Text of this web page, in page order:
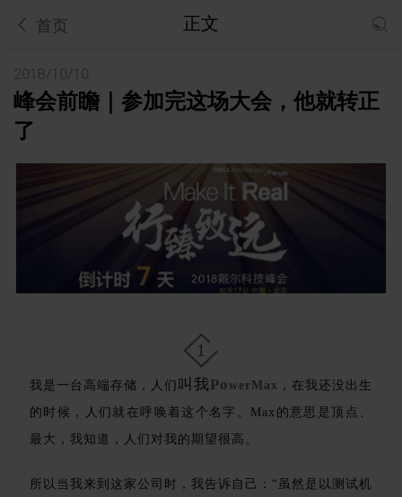
首页 正文
2018/10/10
峰会前瞻｜参加完这场大会，他就转正
了
1
我是一台高端存储，人们 叫我PowerMax ，在我还没出生
的时候，人们就在呼唤着这个名字。Max的意思是顶点、
最大，我知道，人们对我的期望很高。
所以当我来到这家公司时，我告诉自己：“虽然是以测试机